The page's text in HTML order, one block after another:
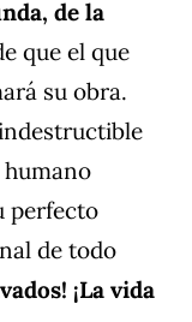
de la
que el que
su obra.
perfecto
de todo
¡La vida